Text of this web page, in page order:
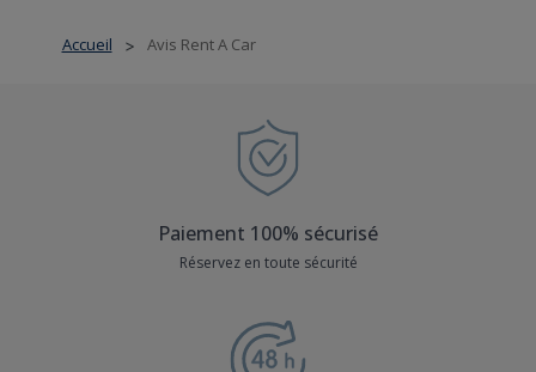
Accueil > Avis Rent A Car
Paiement 100% sécurisé
Réservez en toute sécurité